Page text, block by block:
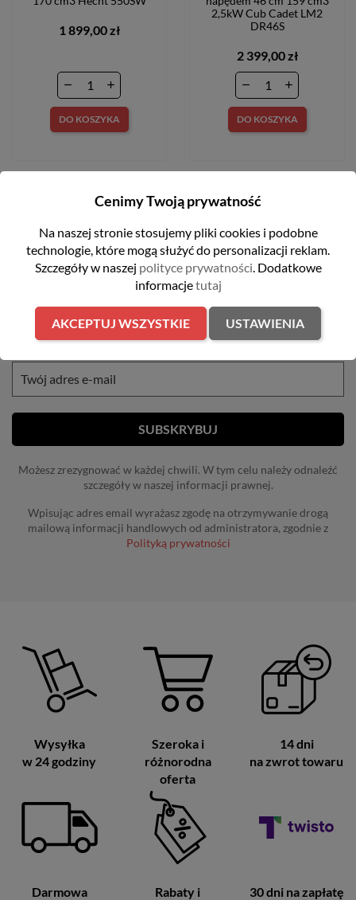
1 899,00 zł
DO KOSZYKA
2,5kW Cub Cadet LM2
DR46S
2 399,00 zł
DO KOSZYKA
NEWSLETTER
Otrzymuj informację o nowościach i wyprzedażach
Możesz zrezygnować w każdej chwili. W tym celu należy odnaleźć
szczegóły w naszej informacji prawnej.
Wpisując adres email wyrażasz zgodę na otrzymywanie drogą
mailową informacji handlowych od administratora, zgodnie z
Polityką prywatności
Wysyłka
w 24 godziny
Szeroka i
różnorodna
oferta
14 dni
na zwrot towaru
Darmowa
Rabaty i
30 dni na zapłatę
Cenimy Twoją prywatność
Na naszej stronie stosujemy pliki cookies i podobne
technologie, które mogą służyć do personalizacji reklam.
Szczegóły w naszej polityce prywatności . Dodatkowe
informacjetutaj
AKCEPTUJ WSZYSTKIE USTAWIENIA